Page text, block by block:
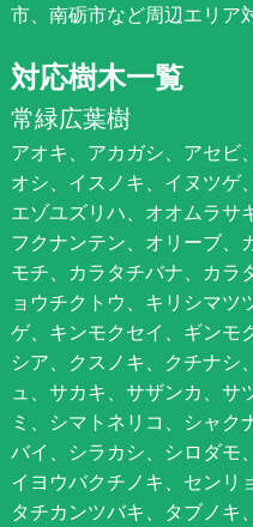
市、南砺市など周辺エリア
対応樹木一覧
常緑広葉樹
アオキ、アカガシ、アセビ
オシ、イスノキ、イヌツゲ
エゾユズリハ、オオムラサ
フクナンテン、オリーブ、
モチ、カラタチバナ、カラ
ョウチクトウ、キリシマツ
ゲ、キンモクセイ、ギンモ
シア、クスノキ、クチナシ
ュ、サカキ、サザンカ、サ
ミ、シマトネリコ、シャク
バイ、シラカシ、シロダモ
イヨウバクチノキ、センリ
タチカンツバキ、タブノキ